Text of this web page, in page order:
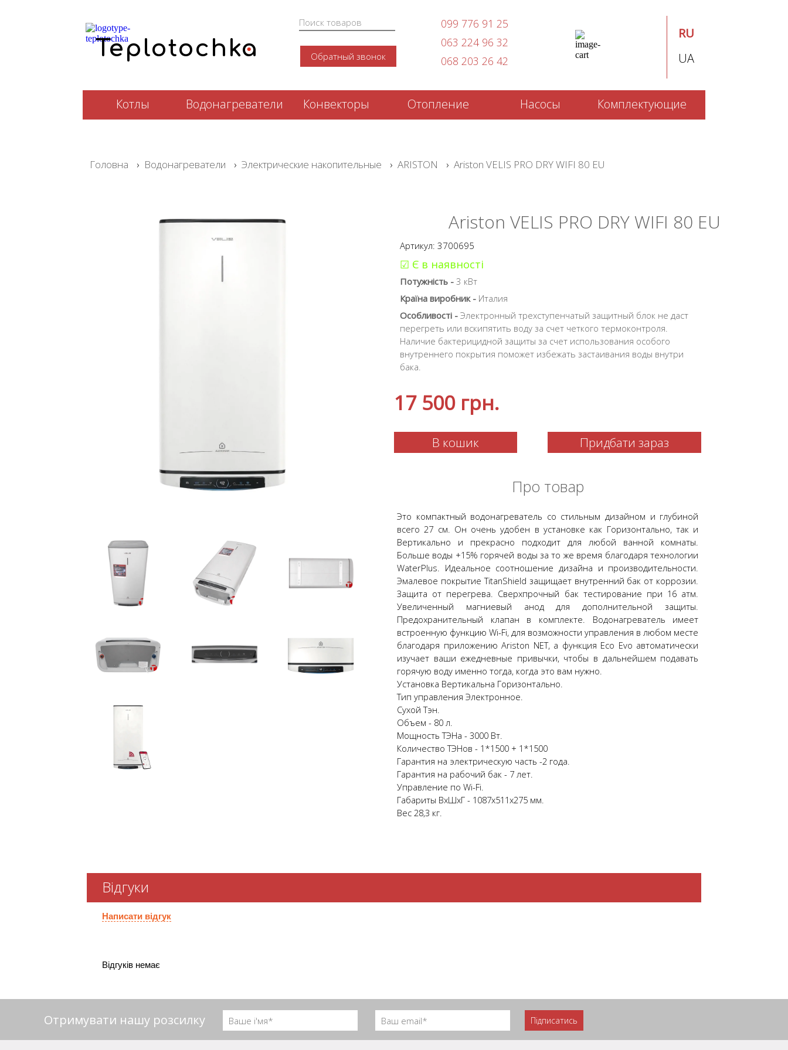
Teplotochka
. Обратный звонок
099 776 91 25
063 224 96 32
068 203 26 42
RU
UA
Котлы Водонагреватели Конвекторы Отопление Насосы Комплектующие
Головна › Водонагреватели › Электрические накопительные › ARISTON › Ariston VELIS PRO DRY WIFI 80 EU
Ariston VELIS PRO DRY WIFI 80 EU
Артикул: 3700695
☑ Є в наявності
Потужність - 3 кВт
Країна виробник - Италия
Особливості - Электронный трехступенчатый защитный блок не даст
перегреть или вскипятить воду за счет четкого термоконтроля.
Наличие бактерицидной защиты за счет использования особого
внутреннего покрытия поможет избежать застаивания воды внутри
бака.
17 500грн.
В кошик Придбати зараз
Про товар
Это компактный водонагреватель со стильным дизайном и глубиной
всего 27 см. Он очень удобен в установке как Горизонтально, так и
Вертикально и прекрасно подходит для любой ванной комнаты.
Больше воды +15% горячей воды за то же время благодаря технологии
WaterPlus. Идеальное соотношение дизайна и производительности.
Эмалевое покрытие TitanShield защищает внутренний бак от коррозии.
Защита от перегрева. Сверхпрочный бак тестирование при 16 атм.
Увеличенный магниевый анод для дополнительной защиты.
Предохранительный клапан в комплекте. Водонагреватель имеет
встроенную функцию Wi-Fi, для возможности управления в любом месте
благодаря приложению Ariston NET, а функция Eco Evo автоматически
изучает ваши ежедневные привычки, чтобы в дальнейшем подавать
горячую воду именно тогда, когда это вам нужно.
Установка Вертикальна Горизонтально.
Тип управления Электронное.
Cухой Тэн.
Объем - 80 л.
Мощность ТЭНа - 3000 Вт.
Количество ТЭНов - 1*1500 + 1*1500
Гарантия на электрическую часть -2 года.
Гарантия на рабочий бак - 7 лет.
Управление по Wi-Fi.
Габариты ВхШхГ - 1087х511х275 мм.
Вес 28,3 кг.
Відгуки
Написати відгук
Відгуків немає
Отримувати нашу розсилку Підписатись